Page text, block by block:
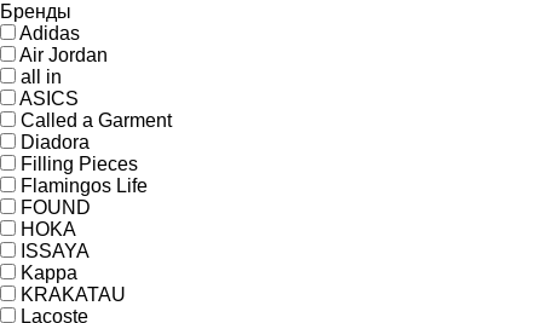
Бренды
Adidas
Air Jordan
all in
ASICS
Called a Garment
Diadora
Filling Pieces
Flamingos Life
FOUND
HOKA
ISSAYA
Kappa
KRAKATAU
Lacoste